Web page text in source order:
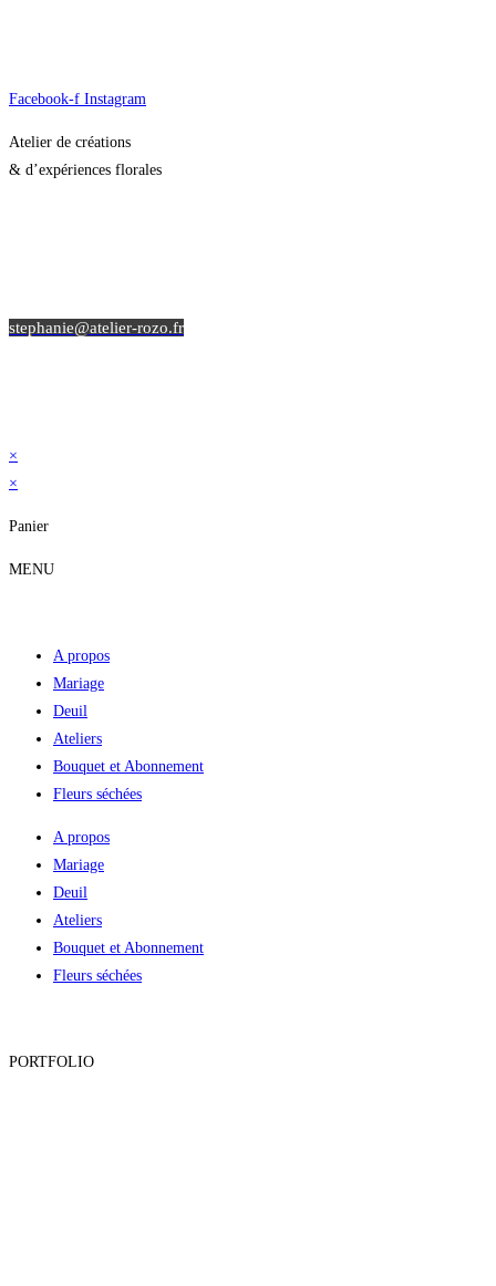
Facebook-f Instagram
Atelier de créations
& d’expériences florales
stephanie@atelier-rozo.fr
×
×
Panier
MENU
A propos
Mariage
Deuil
Ateliers
Bouquet et Abonnement
Fleurs séchées
A propos
Mariage
Deuil
Ateliers
Bouquet et Abonnement
Fleurs séchées
PORTFOLIO